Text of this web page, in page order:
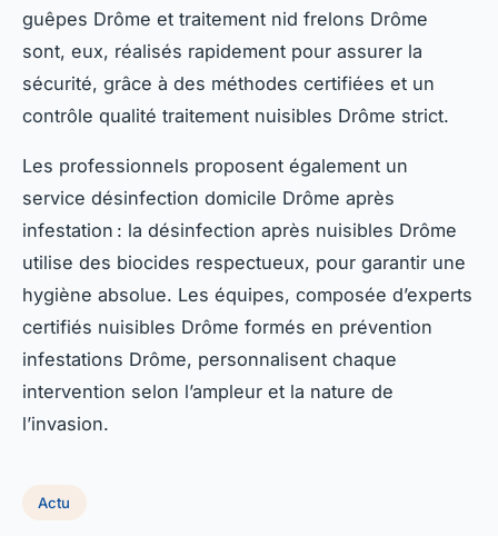
guêpes Drôme et traitement nid frelons Drôme
sont, eux, réalisés rapidement pour assurer la
sécurité, grâce à des méthodes certifiées et un
contrôle qualité traitement nuisibles Drôme strict.
Les professionnels proposent également un
service désinfection domicile Drôme après
infestation : la désinfection après nuisibles Drôme
utilise des biocides respectueux, pour garantir une
hygiène absolue. Les équipes, composée d’experts
certifiés nuisibles Drôme formés en prévention
infestations Drôme, personnalisent chaque
intervention selon l’ampleur et la nature de
l’invasion.
Actu